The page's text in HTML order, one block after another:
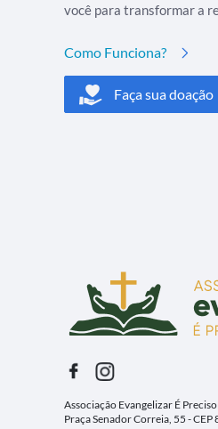
você para transformar a
Como Funciona?
Faça sua doação
Associação Evangelizar É Preciso
Praça Senador Correia, 55 -